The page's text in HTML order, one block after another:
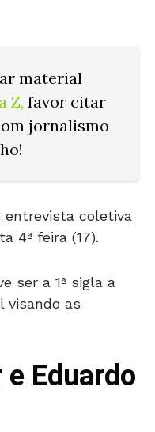
material
Z, favor citar
jornalismo
entrevista coletiva
4ª feira (17).
ser a 1ª sigla a
visando as
Eduardo